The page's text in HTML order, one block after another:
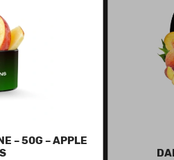
– 50G – APPLE